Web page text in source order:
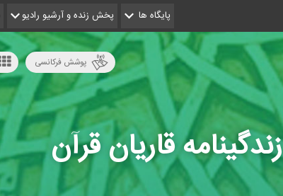
پایگاه ها پخش زنده و آرشیو رادیو
پوشش فرکانسی
زندگینامه قاریان قرآن